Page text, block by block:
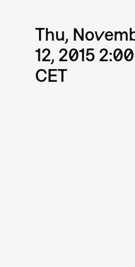
Thu,
12, 2015
CET